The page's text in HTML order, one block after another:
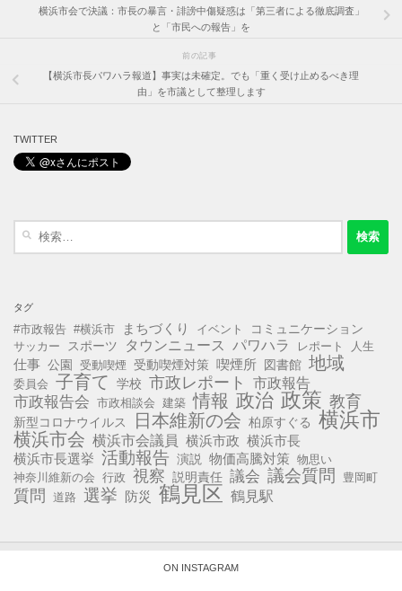
横浜市会で決議：市長の暴言・誹謗中傷疑惑は「第三者による徹底調査」
と「市民への報告」を
前の記事
【横浜市長パワハラ報道】事実は未確定。でも「重く受け止めるべき理
由」を市議として整理します
TWITTER
タグ
#市政報告 #横浜市 まちづくり イベント コミュニケーション
サッカー スポーツ タウンニュース パワハラ レポート 人生
仕事 公園 受動喫煙 受動喫煙対策 喫煙所 図書館 地域
委員会 子育て 学校 市政レポート 市政報告
市政報告会 市政相談会 建築 情報 政治 政策 教育
新型コロナウイルス 日本維新の会 柏原すぐる 横浜市
横浜市会 横浜市会議員 横浜市政 横浜市長
横浜市長選挙 活動報告 演説 物価高騰対策 物思い
神奈川維新の会 行政 視察 説明責任 議会 議会質問 豊岡町
質問 道路 選挙 防災 鶴見区 鶴見駅
ON INSTAGRAM